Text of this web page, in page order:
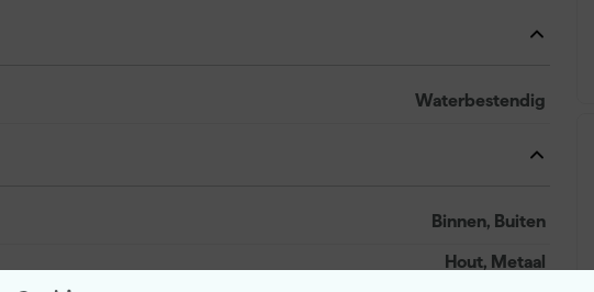
Waterbestendig
Binnen, Buiten
Hout, Metaal